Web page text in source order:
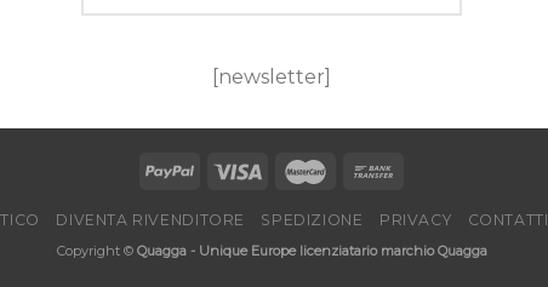
[newsletter]
DIVENTA RIVENDITORE SPEDIZIONE PRIVACY CONTATTI
Copyright © Quagga - Unique Europe licenziatario marchio Quagga